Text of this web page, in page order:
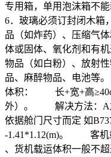
专用箱，单用泡沫箱
6．玻璃必须订封闭木
品（如炸药）、压缩气
体或固体、氧化剂和有
物品（如白粉）、放射
品、麻醉物品、电池等
体积： 长+宽+高
外）。 解决方法：A
依据舱门尺寸而定 如
-1.41*1.12(m)。 客机
、货机载运体积一般不